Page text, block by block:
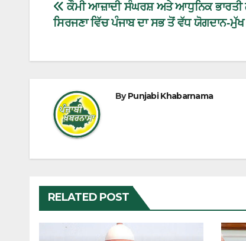
ਕੌਮੀ ਆਜ਼ਾਦੀ ਸੰਘਰਸ਼ ਅਤੇ ਆਧੁਨਿਕ ਭਾਰਤੀ
ਸਿਰਜਣਾ ਵਿੱਚ ਪੰਜਾਬ ਦਾ ਸਭ ਤੋਂ ਵੱਧ ਯੋਗਦਾਨ-
ByPunjabi Khabarnama
RELATED POST